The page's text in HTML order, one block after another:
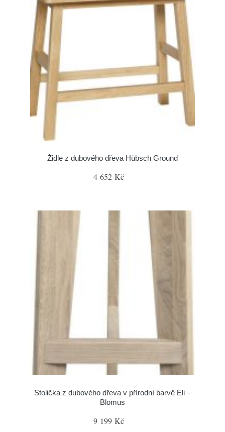
Židle z dubového dřeva Hübsch Ground
4 652 Kč
Stolička z dubového dřeva v přírodní barvě Eli –
Blomus
9 199 Kč